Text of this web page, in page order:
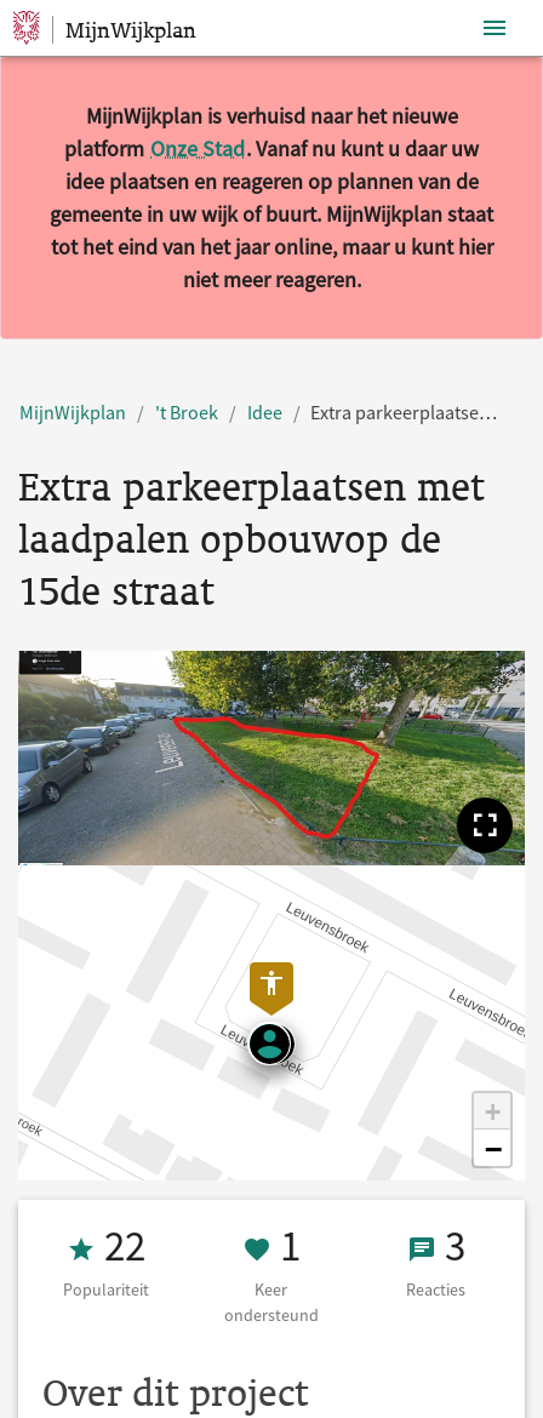
Sla navigatie over
MijnWijkplan
MijnWijkplan is verhuisd naar het nieuwe
platform Onze Stad. Vanaf nu kunt u daar uw
idee plaatsen en reageren op plannen van de
gemeente in uw wijk of buurt. MijnWijkplan staat
tot het eind van het jaar online, maar u kunt hier
niet meer reageren.
MijnWijkplan 't Broek Idee Extra parkeerplaatsen met laadpalen opbouwop de 15de straat
Extra parkeerplaatsen met
laadpalen opbouwop de
15de straat
+
−
Populariteit 22
22
Populariteit
1 Keer
1
Keer
ondersteund
3 3
Reacties
Over dit project